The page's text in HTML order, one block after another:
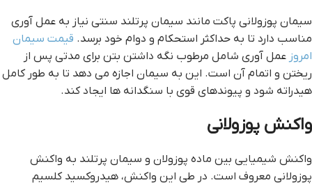
سیمان پوزولانی پاکت مانند سیمان پرتلند سنتی نیاز به عمل آوری
مناسب دارد تا به حداکثر استحکام و دوام خود برسد. قیمت سیمان
امروز عمل آوری شامل مرطوب نگه داشتن بتن برای مدتی پس از
ریختن و اتمام آن است. این به سیمان اجازه می دهد تا به طور کامل
هیدراته شود و پیوندهای قوی با سنگدانه ها ایجاد کند.
واکنش پوزولانی
واکنش شیمیایی بین ماده پوزولان و سیمان پرتلند به واکنش
پوزولانی معروف است. در طی این واکنش، هیدروکسید کلسیم